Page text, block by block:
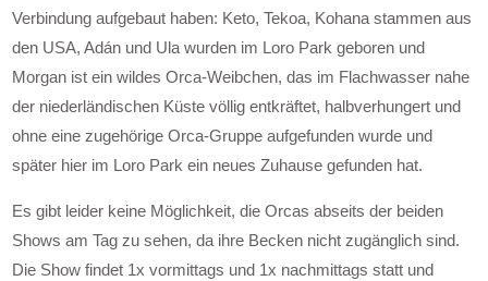
Verbindung aufgebaut haben: Keto, Tekoa, Kohana stammen aus
den USA, Adán und Ula wurden im Loro Park geboren und
Morgan ist ein wildes Orca-Weibchen, das im Flachwasser nahe
der niederländischen Küste völlig entkräftet, halbverhungert und
ohne eine zugehörige Orca-Gruppe aufgefunden wurde und
später hier im Loro Park ein neues Zuhause gefunden hat.
Es gibt leider keine Möglichkeit, die Orcas abseits der beiden
Shows am Tag zu sehen, da ihre Becken nicht zugänglich sind.
Die Show findet 1x vormittags und 1x nachmittags statt und